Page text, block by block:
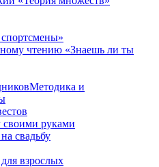
чтению «Знаешь ли ты
Методика и
своими руками
свадьбу
взрослых